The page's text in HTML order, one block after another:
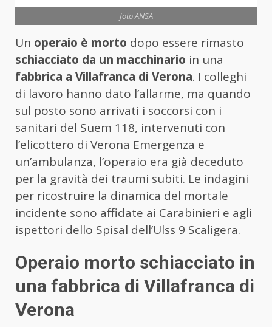
foto ANSA
Un operaio è morto dopo essere rimasto
schiacciato da un macchinario in una
fabbrica a Villafranca di Verona. I colleghi
di lavoro hanno dato l’allarme, ma quando
sul posto sono arrivati i soccorsi con i
sanitari del Suem 118, intervenuti con
l’elicottero di Verona Emergenza e
un’ambulanza, l’operaio era già deceduto
per la gravità dei traumi subiti. Le indagini
per ricostruire la dinamica del mortale
incidente sono affidate ai Carabinieri e agli
ispettori dello Spisal dell’Ulss 9 Scaligera.
Operaio morto schiacciato in
una fabbrica di Villafranca di
Verona